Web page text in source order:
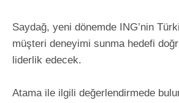
Saydağ, yeni dönemde ING’nin
müşteri deneyimi sunma hedefi
liderlik edecek.
Atama ile ilgili değerlendirmede